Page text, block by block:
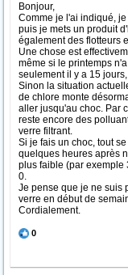
Bonjour,
Comme je l'ai indiqué,
puis je mets un produit
également des flotteurs
Une chose est
même si le printemps
seulement il y a 15
Sinon la situation
de chlore monte
aller jusqu'au choc. Par
reste encore des
verre filtrant.
Si je fais un choc, tout
quelques heures après
plus faible (par exemple
0.
Je pense que je ne suis
verre en début de
Cordialement.
0